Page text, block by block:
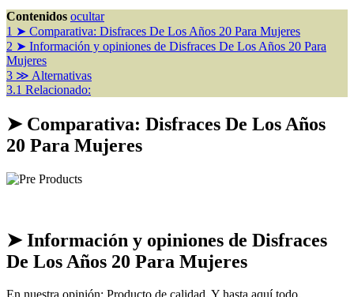
Contenidos ocultar
1 ➤ Comparativa: Disfraces De Los Años 20 Para Mujeres
2 ➤ Información y opiniones de Disfraces De Los Años 20 Para
Mujeres
3 ≫ Alternativas
3.1 Relacionado:
➤ Comparativa: Disfraces De Los Años
20 Para Mujeres
➤ Información y opiniones de Disfraces
De Los Años 20 Para Mujeres